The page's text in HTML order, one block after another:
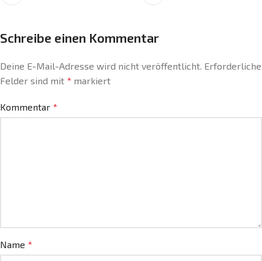
Schreibe einen Kommentar
Deine E-Mail-Adresse wird nicht veröffentlicht. Erforderliche
Felder sind mit * markiert
Kommentar *
Name *